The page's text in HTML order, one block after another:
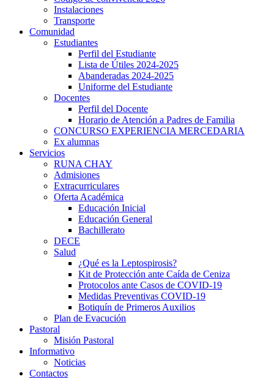
Instalaciones
Transporte
Comunidad
Estudiantes
Perfil del Estudiante
Lista de Útiles 2024-2025
Abanderadas 2024-2025
Uniforme del Estudiante
Docentes
Perfil del Docente
Horario de Atención a Padres de Familia
CONCURSO EXPERIENCIA MERCEDARIA
Ex alumnas
Servicios
RUNA CHAY
Admisiones
Extracurriculares
Oferta Académica
Educación Inicial
Educación General
Bachillerato
DECE
Salud
¿Qué es la Leptospirosis?
Kit de Protección ante Caída de Ceniza
Protocolos ante Casos de COVID-19
Medidas Preventivas COVID-19
Botiquín de Primeros Auxilios
Plan de Evacución
Pastoral
Misión Pastoral
Informativo
Noticias
Contactos